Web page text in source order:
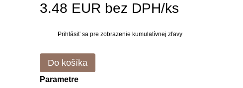
3.48 EUR bez DPH/ks
Prihlásiť sa pre zobrazenie kumulatívnej zľavy
Do košíka
Parametre